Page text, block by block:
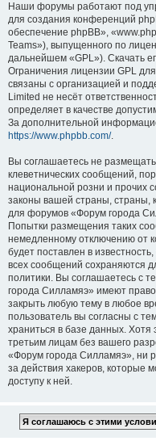
Наши форумы работают под
для создания конференций
обеспечение phpBB»,
Teams»), выпущенного по
дальнейшем «GPL»). Скачать
Ограничения лицензии GPL
связаны с организацией и
Limited не несёт
определяет в качестве
За дополнительной
https://www.phpbb.com/.
Вы соглашаетесь не
клеветнических сообщений,
национальной розни и прочих
законы вашей страны, страны,
для форумов «Форум города
Попытки размещения таких
немедленному отключению от
будет поставлен в
всех сообщений сохраняются
политики. Вы соглашаетесь с
города Силламяэ» имеют
закрыть любую тему в любое
пользователь вы согласны с
храниться в базе данных.
третьим лицам без вашего
«Форум города Силламяэ», ни
за действия хакеров, которые
доступу к ней.